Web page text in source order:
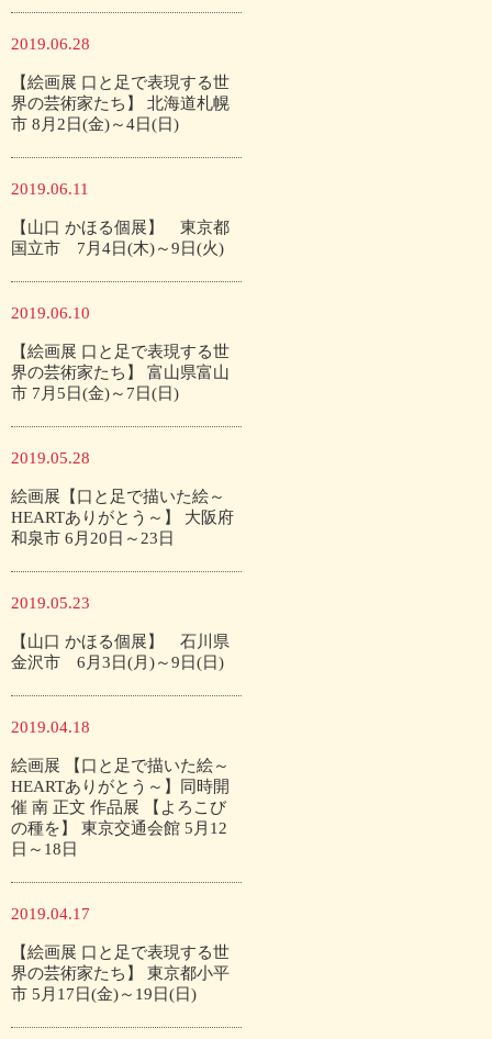
2019.06.28
【絵画展 口と足で表現する世
界の芸術家たち】 北海道札幌
市 8月2日(金)～4日(日)
2019.06.11
【山口 かほる個展】 東京都
国立市 7月4日(木)～9日(火)
2019.06.10
【絵画展 口と足で表現する世
界の芸術家たち】 富山県富山
市 7月5日(金)～7日(日)
2019.05.28
絵画展【口と足で描いた絵～
HEARTありがとう～】 大阪府
和泉市 6月20日～23日
2019.05.23
【山口 かほる個展】 石川県
金沢市 6月3日(月)～9日(日)
2019.04.18
絵画展 【口と足で描いた絵～
HEARTありがとう～】同時開
催 南 正文 作品展 【よろこび
の種を】 東京交通会館 5月12
日～18日
2019.04.17
【絵画展 口と足で表現する世
界の芸術家たち】 東京都小平
市 5月17日(金)～19日(日)